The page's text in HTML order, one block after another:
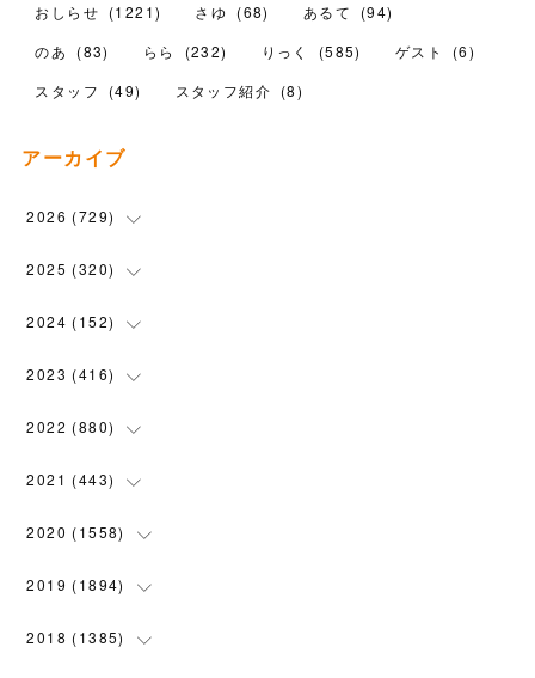
おしらせ (1221) さゆ (68) あるて (94)
のあ
(83) らら (232) りっく (585) ゲスト (6)
スタッフ
(49) スタッフ紹介 (8)
アーカイブ
2026 (729)
(20)
(104
( 110
( 119
2025 (320)
(90)
( 100
(72)
( 4 )
2024 (152)
(5 )
(5)
( 7 )
( 6 )
2023 (416)
(28)
( 58)
( 45)
( 69 )
2022 (880)
(31)
(64)
(76 )
( 71 )
2021 (443)
(54)
(91)
(63)
2020 (1558)
(107)
(132)
2019 (1894)
(113)
2018 (1385)